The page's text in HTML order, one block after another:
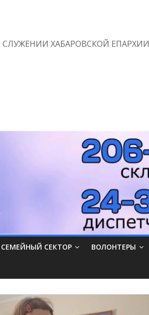
ХАБАРОВСКОЙ ЕПАРХИИ
СЕМЕЙНЫЙ СЕКТОР ВОЛОНТЕРЫ